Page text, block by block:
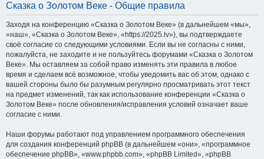
Сказка о Золотом Веке - Общие правила
Заходя на конференцию «Сказка о Золотом Веке» (в дальнейшем «мы»,
«наш», «Сказка о Золотом Веке», «https://2025.lv»), вы подтверждаете
своё согласие со следующими условиями. Если вы не согласны с ними,
пожалуйста, не заходите и не пользуйтесь форумами «Сказка о Золотом
Веке». Мы оставляем за собой право изменять эти правила в любое
время и сделаем всё возможное, чтобы уведомить вас об этом, однако с
вашей стороны было бы разумным регулярно просматривать этот текст
на предмет изменений, так как использование конференции «Сказка о
Золотом Веке» после обновления/исправления условий означает ваше
согласие с ними.
Наши форумы работают под управлением программного обеспечения
для создания конференций phpBB (в дальнейшем «они», «программное
обеспечение phpBB», «www.phpbb.com», «phpBB Limited», «phpBB